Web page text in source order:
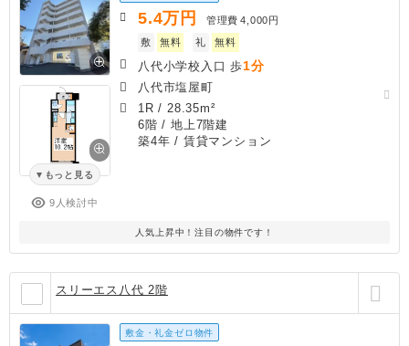
もっと見る
9人検討中
5.4万円 管理費 4,000円
敷
無料 礼 無料
八代小学校入口 歩1分
八代市塩屋町
1R / 28.35m²
6階 / 地上7階建
築4年 / 賃貸マンション
人気上昇中！注目の物件です！
スリーエス八代 2階
敷金・礼金ゼロ物件